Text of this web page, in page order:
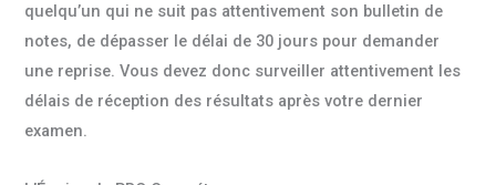
quelqu’un qui ne suit pas attentivement son bulletin de
notes, de dépasser le délai de 30 jours pour demander
une reprise. Vous devez donc surveiller attentivement les
délais de réception des résultats après votre dernier
examen.